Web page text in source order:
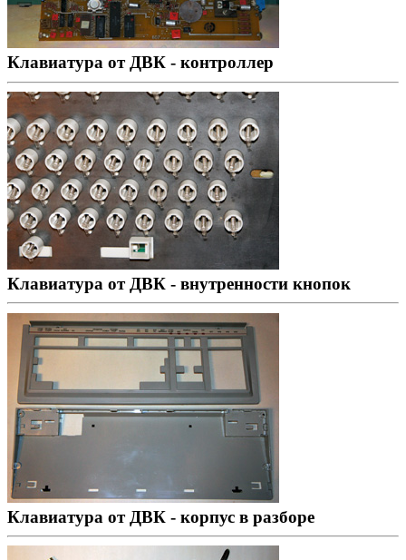
Клавиатура от ДВК - контроллер
Клавиатура от ДВК - внутренности кнопок
Клавиатура от ДВК - корпус в разборе